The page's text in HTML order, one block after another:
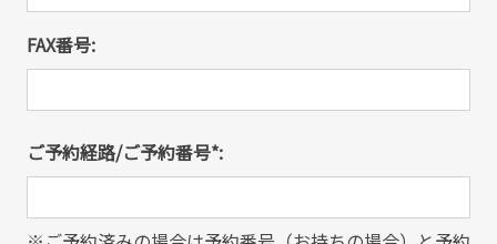
FAX番号:
ご予約経路/ご予約番号*: